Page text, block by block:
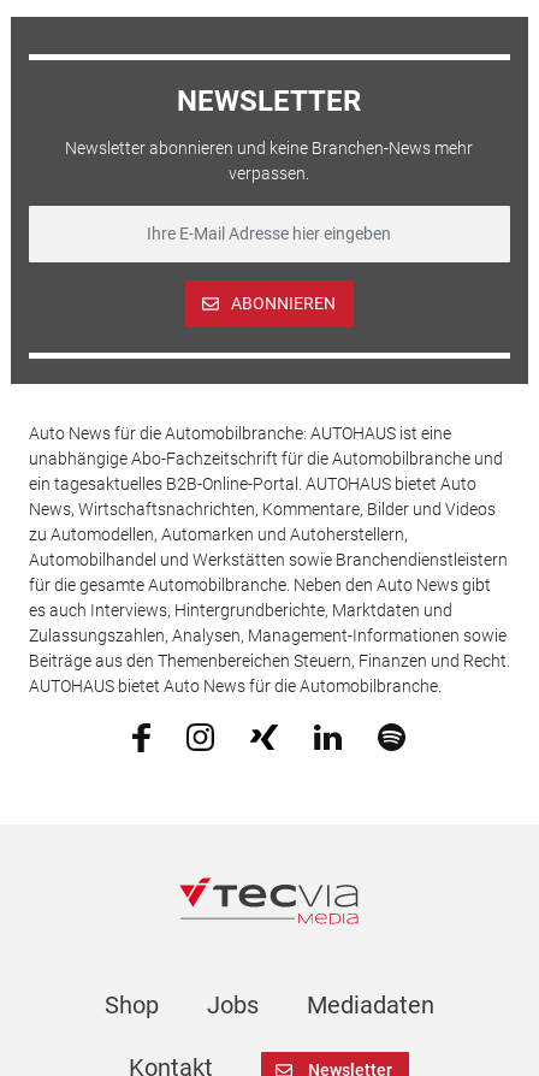
NEWSLETTER
Newsletter abonnieren und keine Branchen-News mehr
verpassen.
ABONNIEREN
Auto News für die Automobilbranche: AUTOHAUS ist eine
unabhängige Abo-Fachzeitschrift für die Automobilbranche und
ein tagesaktuelles B2B-Online-Portal. AUTOHAUS bietet Auto
News, Wirtschaftsnachrichten, Kommentare, Bilder und Videos
zu Automodellen, Automarken und Autoherstellern,
Automobilhandel und Werkstätten sowie Branchendienstleistern
für die gesamte Automobilbranche. Neben den Auto News gibt
es auch Interviews, Hintergrundberichte, Marktdaten und
Zulassungszahlen, Analysen, Management-Informationen sowie
Beiträge aus den Themenbereichen Steuern, Finanzen und Recht.
AUTOHAUS bietet Auto News für die Automobilbranche.
Shop Jobs Mediadaten
Kontakt Newsletter